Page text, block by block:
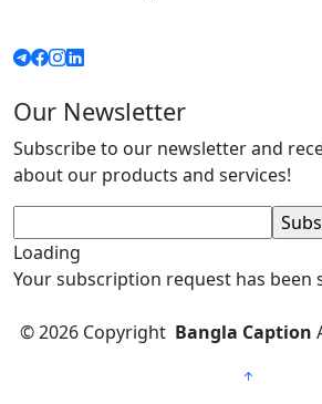
Our Newsletter
Subscribe to our newsletter and
about our products and services!
Loading
Your subscription request has been
© 2026 Copyright Bangla Caption